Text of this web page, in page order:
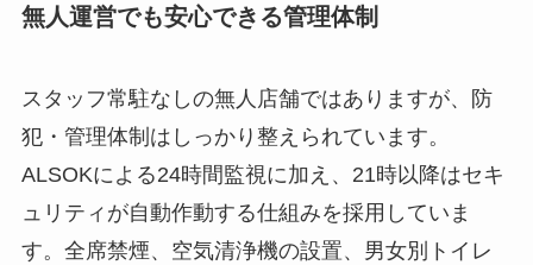
無人運営でも安心できる管理体制
スタッフ常駐なしの無人店舗ではありますが、防
犯・管理体制はしっかり整えられています。
ALSOKによる24時間監視に加え、21時以降はセキ
ュリティが自動作動する仕組みを採用していま
す。全席禁煙、空気清浄機の設置、男女別トイレ